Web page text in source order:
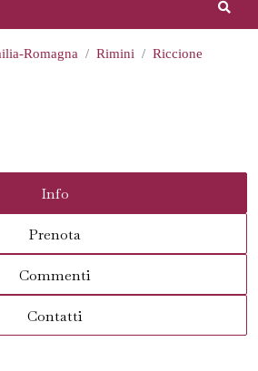
Romagna Rimini
Riccione
Info
Prenota
Commenti
Contatti